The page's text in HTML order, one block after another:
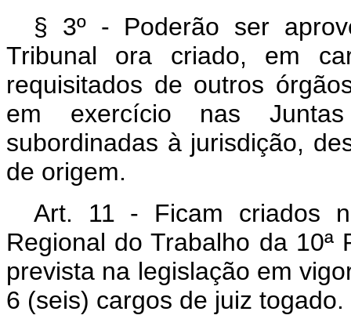
§ 3º - Poderão ser
Tribunal ora criado, em
requisitados de outros
em exercício nas
subordinadas à jurisdição,
de origem.
Art. 11 - Ficam criados
Regional do Trabalho da 10ª
prevista na legislação em
6 (seis) cargos de juiz togado.